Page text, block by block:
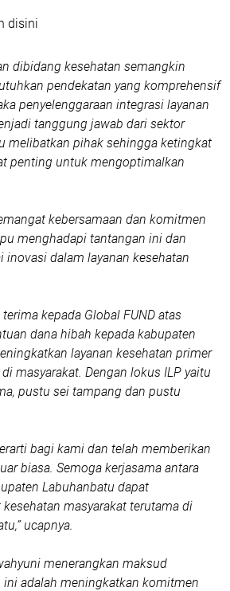
disini
dibidang kesehatan semangkin
pendekatan yang komprehensif
penyelenggaraan integrasi layanan
tanggung jawab dari sektor
melibatkan pihak sehingga ketingkat
penting untuk mengoptimalkan
kebersamaan dan komitmen
menghadapi tantangan ini dan
inovasi dalam layanan kesehatan
kepada Global FUND atas
dana hibah kepada kabupaten
layanan kesehatan primer
masyarakat. Dengan lokus ILP yaitu
pustu sei tampang dan pustu
bagi kami dan telah memberikan
biasa. Semoga kerjasama antara
Labuhanbatu dapat
masyarakat terutama di
ucapnya.
menerangkan maksud
ini adalah meningkatkan komitmen